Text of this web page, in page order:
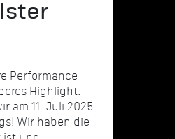
Performance
Highlight:
am 11. Juli 2025
Wir haben die